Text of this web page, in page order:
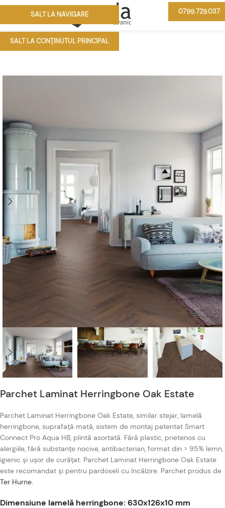
SALT LA NAVIGARE
SALT LA CONȚINUTUL PRINCIPAL
0799.729.037
Parchet Laminat Herringbone Oak Estate
Parchet Laminat Herringbone Oak Estate, similar stejar, lamelă
herringbone, suprafață mată, sistem de montaj patentat Smart
Connect Pro Aqua HB, plintă asortată. Fără plastic, prietenos cu
alergiile, fără substanțe nocive, antibacterian, format din > 95% lemn,
igienic și ușor de curățat. Parchet Laminat Herringbone Oak Estate
este recomandat și pentru pardoseli cu încălzire. Parchet produs de
Ter Hurne.
Dimensiune lamelă herringbone: 630x126x10 mm